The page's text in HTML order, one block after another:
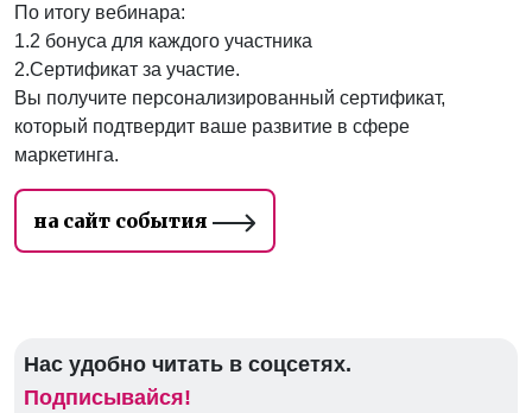
По итогу вебинара:
1.2 бонуса для каждого участника
2.Сертификат за участие.
Вы получите персонализированный сертификат,
который подтвердит ваше развитие в сфере
маркетинга.
на сайт события
Нас удобно читать в соцсетях.
Подписывайся!